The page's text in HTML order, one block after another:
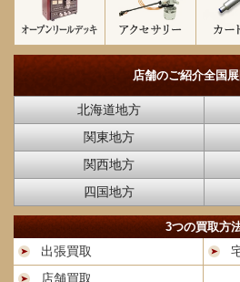
店舗のご紹介全国展
北海道地方
関東地方
関西地方
四国地方
3つの買取方
出張買取
店舗買取